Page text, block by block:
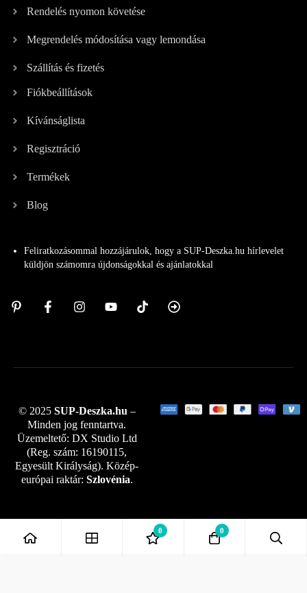
Rendelés nyomon követése
Megrendelés módosítása vagy lemondása
Szállítás és fizetés
Fiókbeállítások
Kívánságlista
Regisztráció
Termékek
Blog
Feliratkozásommal hozzájárulok, hogy a SUP-Deszka.hu hírlevelet
küldjön számomra újdonságokkal és ajánlatokkal
© 2025 SUP-Deszka.hu –
Minden jog fenntartva.
Üzemeltető: DX Studio Ltd
(Reg. szám: 16190115,
Egyesült Királyság). Közép-
európai raktár: Szlovénia.
0 0